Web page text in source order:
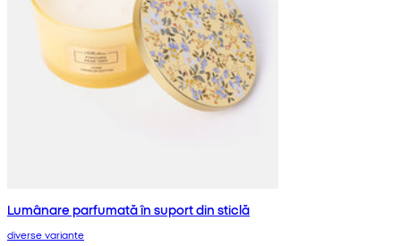
Lumânare parfumată în suport din sticlă
diverse variante